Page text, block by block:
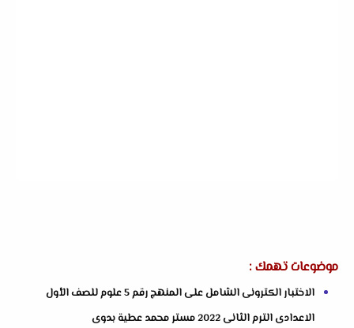
موضوعات تهمك :
الاختبار الكترونى الشامل على المنهج رقم 5 علوم للصف الأول
الاعدادى الترم الثانى 2022 مستر محمد عطية بدوى